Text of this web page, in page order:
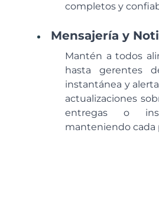
completos y
Mensajería y
Mantén a todos
hasta gerentes
instantánea y
actualizaciones
entregas o
manteniendo cada